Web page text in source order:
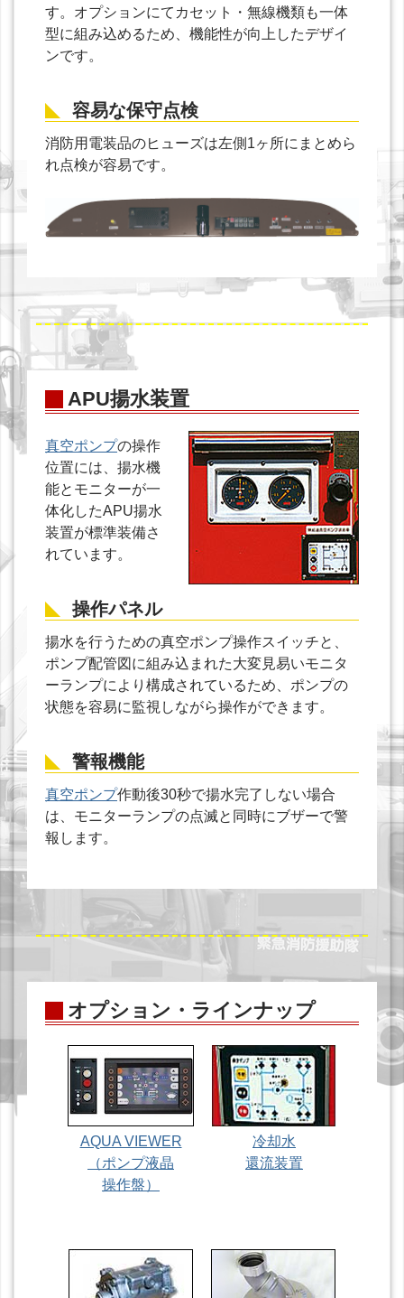
す。オプションにてカセット・無線機類も一体
型に組み込めるため、機能性が向上したデザイ
ンです。
容易な保守点検
消防用電装品のヒューズは左側1ヶ所にまとめら
れ点検が容易です。
APU揚水装置
真空ポンプの操作
位置には、揚水機
能とモニターが一
体化したAPU揚水
装置が標準装備さ
れています。
操作パネル
揚水を行うための真空ポンプ操作スイッチと、
ポンプ配管図に組み込まれた大変見易いモニタ
ーランプにより構成されているため、ポンプの
状態を容易に監視しながら操作ができます。
警報機能
真空ポンプ作動後30秒で揚水完了しない場合
は、モニターランプの点滅と同時にブザーで警
報します。
オプション・ラインナップ
AQUA VIEWER
（ポンプ液晶
操作盤）
冷却水
還流装置